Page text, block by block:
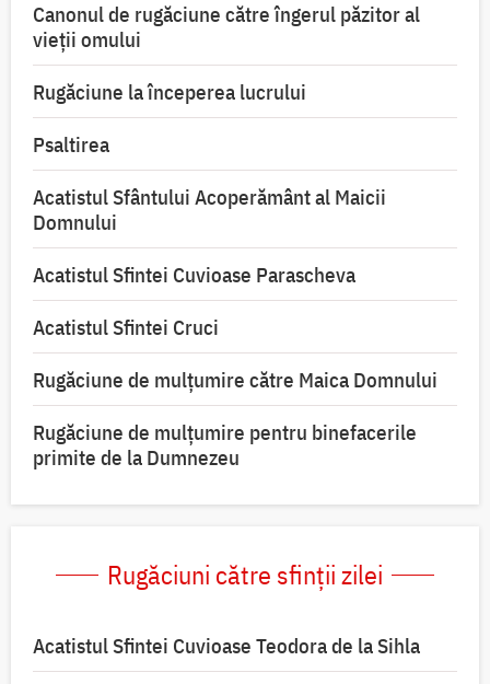
Canonul de rugăciune către îngerul păzitor al
vieții omului
Rugăciune la începerea lucrului
Psaltirea
Acatistul Sfântului Acoperământ al Maicii
Domnului
Acatistul Sfintei Cuvioase Parascheva
Acatistul Sfintei Cruci
Rugăciune de mulţumire către Maica Domnului
Rugăciune de mulțumire pentru binefacerile
primite de la Dumnezeu
Rugăciuni către sfinții zilei
Acatistul Sfintei Cuvioase Teodora de la Sihla